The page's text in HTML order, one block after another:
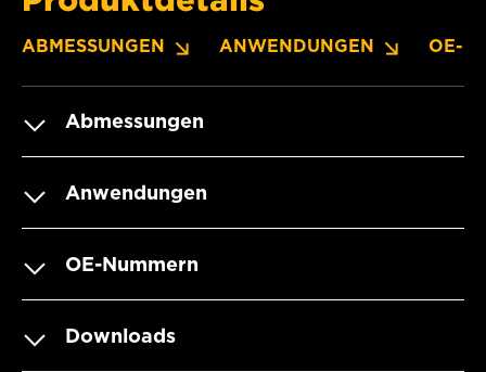
ABMESSUNGEN ANWENDUNGEN OE-
Abmessungen
Anwendungen
OE-Nummern
Downloads